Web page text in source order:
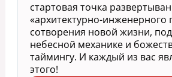
стартовая точка
«архитектурно-инженерного
сотворения новой жизни,
небесной механике и
таймингу. И каждый из вас
этого!